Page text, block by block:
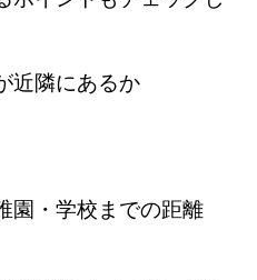
近隣にあるか
園・学校までの距離